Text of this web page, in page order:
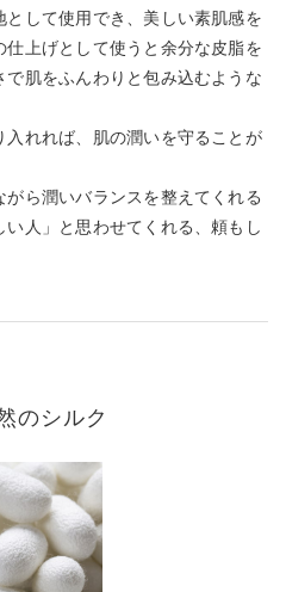
して使用でき、美しい素肌感を
上げとして使うと余分な皮脂を
肌をふんわりと包み込むような
れれば、肌の潤いを守ることが
ら潤いバランスを整えてくれる
人」と思わせてくれる、頼もし
のシルク